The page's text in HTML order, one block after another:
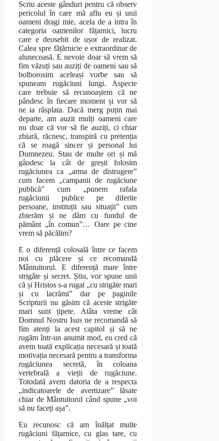
Scriu aceste gânduri pentru că observ
pericolul în care mă aflu eu și unii
oameni dragi mie, acela de a intra în
categoria oamenilor fățarnici, lucru
care e deosebit de ușor de realizat.
Calea spre fățărnicie e extraordinar de
alunecoasă. E nevoie doar să vrem să
fim văzuți sau auziți de oameni sau să
bolborosim aceleași vorbe sau să
spuneam rugăciuni lungi. Aspecte
care trebuie să recunoaștem că ne
pândesc în fiecare moment și vor să
ne ia răsplata. Dacă merg puțin mai
departe, am auzit mulți oameni care
nu doar că vor să fie auziți, ci chiar
zbiară, răcnesc, transpiră cu pretenția
că se roagă sincer și personal lui
Dumnezeu. Stau de multe ori și mă
gândesc la cât de greșit folosim
rugăciunea ca „arma de distrugere”
cum facem „campanii de rugăciune
publică” cum „punem rafala
rugăciunii publice pe diferite
persoane, instituții sau situații” cum
zbierăm și ne dăm cu fundul de
pământ „în comun”… Oare pe cine
vrem să păcălim?
E o diferență colosală între ce facem
noi cu plăcere și ce recomandă
Mântuitorul. E diferență mare între
strigăte și secret. Știu, vor spune unii
că și Hristos s-a rugat „cu strigăte mari
și cu lacrămi” dar pe paginile
Scripturii nu găsim că aceste strigăte
mari sunt țipete. Atâta vreme cât
Domnul Nostru Isus ne recomandă să
fim atenți la acest capitol și să ne
rugăm într-un anumit mod, eu cred că
avem toată explicația necesară și toată
motivația necesară pentru a transforma
rugăciunea secretă, în coloana
vertebrală a vieții de rugăciune.
Totodată avem datoria de a respecta
„indicatoarele de avertizare” lăsate
chiar de Mântuitorul când spune „voi
să nu faceți așa”.
Eu recunosc că am înălțat multe
rugăciuni fățarnice, cu glas tare, cu